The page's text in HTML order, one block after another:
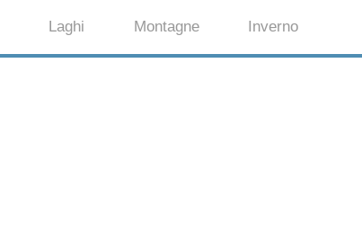
Laghi Montagne Inverno